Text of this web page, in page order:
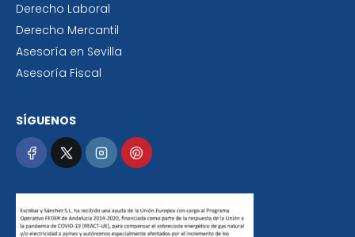
Derecho Laboral
Derecho Mercantil
Asesoría en Sevilla
Asesoría Fiscal
SÍGUENOS